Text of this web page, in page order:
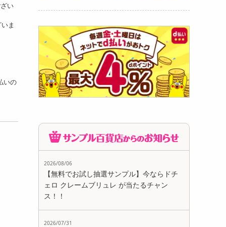
い
ま
いの
2026/08/06
【無料でお試し抽選サンプル】今ならドチ
ェロ クレームブリュレ が当たるチャン
ス！！
2026/07/31